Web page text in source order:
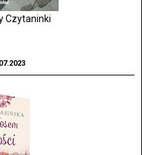
Czytaninki